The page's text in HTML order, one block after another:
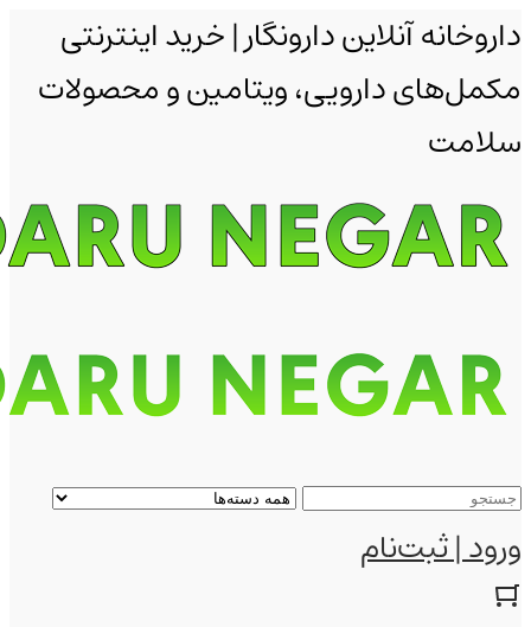
داروخانه آنلاین دارونگار | خرید اینترنتی
مکمل‌های دارویی، ویتامین و محصولات
سلامت
ورود | ثبت‌نام